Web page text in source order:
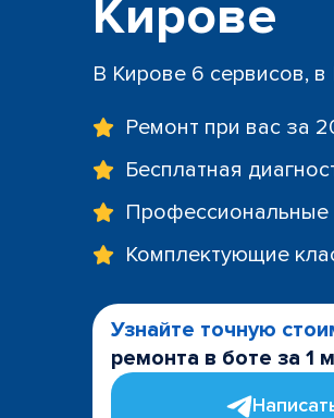
Кирове
В Кирове 6 сервисов,
Ремонт при вас за
Бесплатная
Профессиональные
Комплектующие
Узнайте точную
ремонта в боте за 1